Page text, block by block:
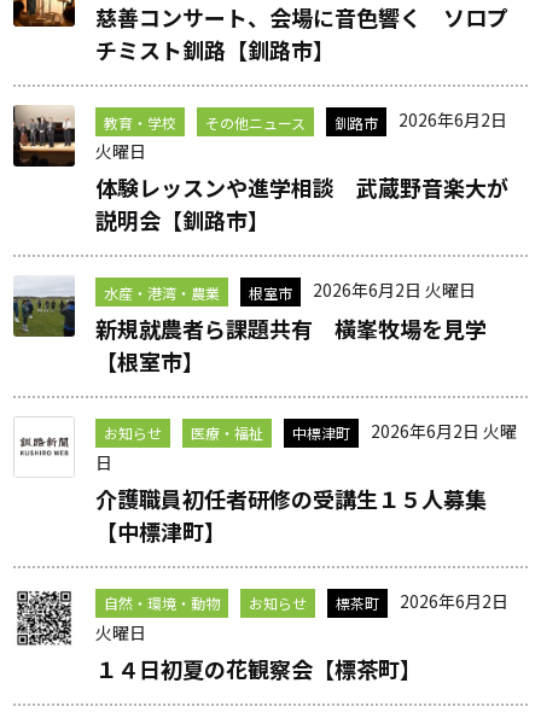
慈善コンサート、会場に音色響く ソロプ
チミスト釧路【釧路市】
教育・学校 その他ニュース 釧路市
2026年6月2日
火曜日
体験レッスンや進学相談 武蔵野音楽大が
説明会【釧路市】
水産・港湾・農業 根室市 2026年6月2日 火曜日
新規就農者ら課題共有 橫峯牧場を見学
【根室市】
お知らせ 医療・福祉 中標津町
2026年6月2日 火曜
日
介護職員初任者研修の受講生１５人募集
【中標津町】
自然・環境・動物 お知らせ 標茶町
2026年6月2日
火曜日
１４日初夏の花観察会【標茶町】